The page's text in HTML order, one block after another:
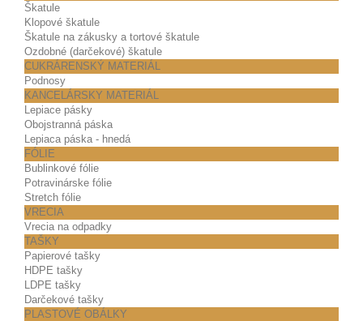
Škatule
Klopové škatule
Škatule na zákusky a tortové škatule
Ozdobné (darčekové) škatule
CUKRÁRENSKÝ MATERIÁL
Podnosy
KANCELÁRSKY MATERIÁL
Lepiace pásky
Obojstranná páska
Lepiaca páska - hnedá
FÓLIE
Bublinkové fólie
Potravinárske fólie
Stretch fólie
VRECIA
Vrecia na odpadky
TAŠKY
Papierové tašky
HDPE tašky
LDPE tašky
Darčekové tašky
PLASTOVÉ OBÁLKY